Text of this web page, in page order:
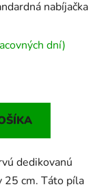
nabíjačka
dní)
dedikovanú
25 cm. Táto píla